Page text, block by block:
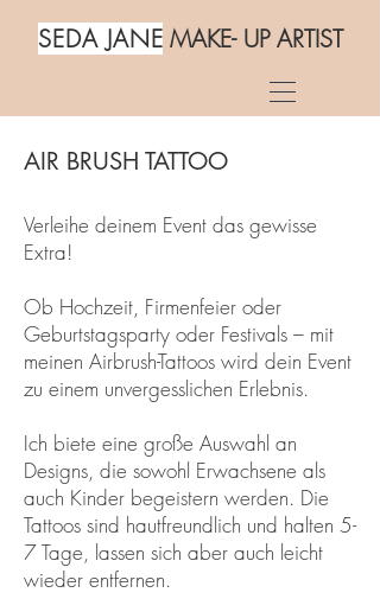
SEDA JANE MAKE- UP ARTIST
AIR BRUSH TATTOO
Verleihe deinem Event das gewisse
Extra!
Ob Hochzeit, Firmenfeier oder
Geburtstagsparty oder Festivals – mit
meinen Airbrush-Tattoos wird dein Event
zu einem unvergesslichen Erlebnis.
Ich biete eine große Auswahl an
Designs, die sowohl Erwachsene als
auch Kinder begeistern werden. Die
Tattoos sind hautfreundlich und halten 5-
7 Tage, lassen sich aber auch leicht
wieder entfernen.